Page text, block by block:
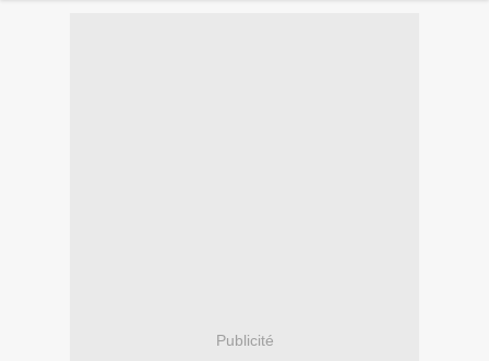
Publicité